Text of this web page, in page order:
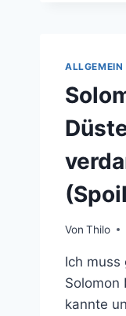
ALLGEMEIN
Von Thilo
Ich
Solomon
kannte